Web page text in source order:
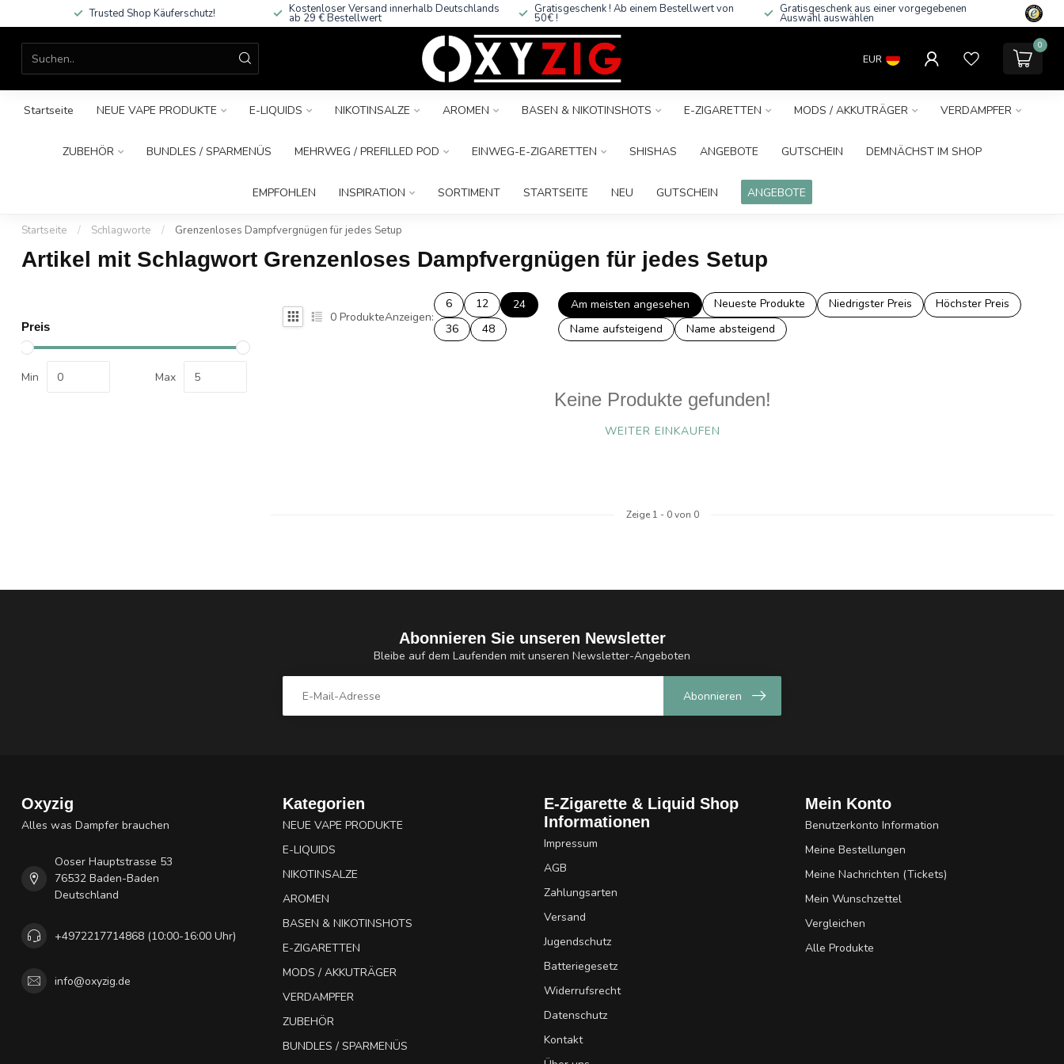
Trusted Shop Käuferschutz! Kostenloser Versand innerhalb Deutschlands
ab 29 € Bestellwert
Gratisgeschenk ! Ab einem Bestellwert von
50€ !
Gratisgeschenk aus einer vorgegebenen
Auswahl auswählen
EUR
0
Startseite NEUE VAPE PRODUKTE E-LIQUIDS NIKOTINSALZE AROMEN BASEN & NIKOTINSHOTS E-ZIGARETTEN MODS / AKKUTRÄGER VERDAMPFER
ZUBEHÖR BUNDLES / SPARMENÜS MEHRWEG / PREFILLED POD EINWEG-E-ZIGARETTEN SHISHAS ANGEBOTE GUTSCHEIN DEMNÄCHST IM SHOP
EMPFOHLEN INSPIRATION SORTIMENT STARTSEITE NEU GUTSCHEIN ANGEBOTE
Startseite / Schlagworte / Grenzenloses Dampfvergnügen für jedes Setup
Artikel mit Schlagwort Grenzenloses Dampfvergnügen für jedes Setup
Preis
Min Max
0 ProdukteAnzeigen:
6 12
24
36
48
Am meisten angesehen Neueste Produkte Niedrigster Preis
Höchster Preis
Name aufsteigend
Name absteigend
Keine Produkte gefunden!
WEITER EINKAUFEN
Zeige 1 - 0von 0
Abonnieren Sie unseren Newsletter
Bleibe auf dem Laufenden mit unseren Newsletter-Angeboten
Abonnieren
Oxyzig
Alles was Dampfer brauchen
Ooser Hauptstrasse 53
76532 Baden-Baden
Deutschland
+4972217714868 (10:00-16:00 Uhr)
info@oxyzig.de
Kategorien
NEUE VAPE PRODUKTE
E-LIQUIDS
NIKOTINSALZE
AROMEN
BASEN & NIKOTINSHOTS
E-ZIGARETTEN
MODS / AKKUTRÄGER
VERDAMPFER
ZUBEHÖR
BUNDLES / SPARMENÜS
E-Zigarette & Liquid Shop
Informationen
Impressum
AGB
Zahlungsarten
Versand
Jugendschutz
Batteriegesetz
Widerrufsrecht
Datenschutz
Kontakt
Mein Konto
Benutzerkonto Information
Meine Bestellungen
Meine Nachrichten (Tickets)
Mein Wunschzettel
Vergleichen
Alle Produkte